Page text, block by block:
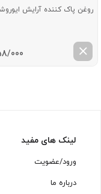
روغن پاک کننده آرایش
000
لینک های مفید
ورود/عضویت
درباره ما